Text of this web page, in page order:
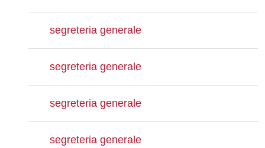
segreteria generale
segreteria generale
segreteria generale
segreteria generale